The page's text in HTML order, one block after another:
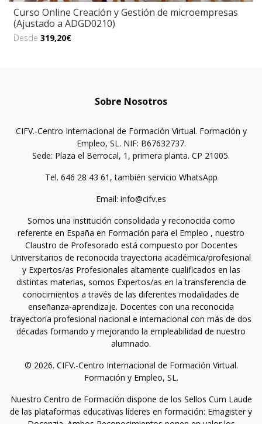
Curso Online Creación y Gestión de microempresas
(Ajustado a ADGD0210)
Desde 319,20€
Sobre Nosotros
CIFV.-Centro Internacional de Formación Virtual. Formación y
Empleo, SL. NIF: B67632737.
Sede: Plaza el Berrocal, 1, primera planta. CP 21005.
Tel. 646 28 43 61, también servicio WhatsApp
Email: info@cifv.es
Somos una institución consolidada y reconocida como
referente en España en Formación para el Empleo , nuestro
Claustro de Profesorado está compuesto por Docentes
Universitarios de reconocida trayectoria académica/profesional
y Expertos/as Profesionales altamente cualificados en las
distintas materias, somos Expertos/as en la transferencia de
conocimientos a través de las diferentes modalidades de
enseñanza-aprendizaje. Docentes con una reconocida
trayectoria profesional nacional e internacional con más de dos
décadas formando y mejorando la empleabilidad de nuestro
alumnado.
© 2026. CIFV.-Centro Internacional de Formación Virtual.
Formación y Empleo, SL.
Nuestro Centro de Formación dispone de los Sellos Cum Laude
de las plataformas educativas líderes en formación: Emagister y